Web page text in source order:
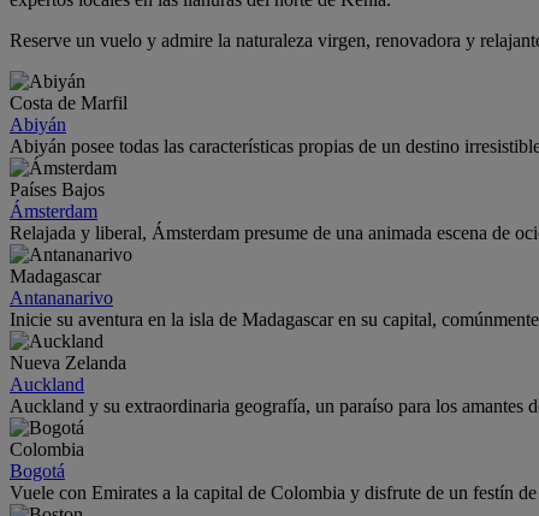
Reserve un vuelo y admire la naturaleza virgen, renovadora y
Costa de Marfil
Abiyán
Abiyán posee todas las características propias de un destino
Países Bajos
Ámsterdam
Relajada y liberal, Ámsterdam presume de una animada escena de
Madagascar
Antananarivo
Inicie su aventura en la isla de Madagascar en su capital,
Nueva Zelanda
Auckland
Auckland y su extraordinaria geografía, un paraíso para los amantes
Colombia
Bogotá
Vuele con Emirates a la capital de Colombia y disfrute de un festín